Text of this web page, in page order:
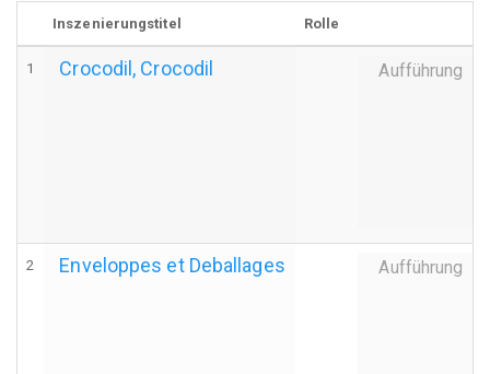
Inszenierungstitel Rolle
1 Crocodil, Crocodil Aufführung
2 Enveloppes et Deballages Aufführung